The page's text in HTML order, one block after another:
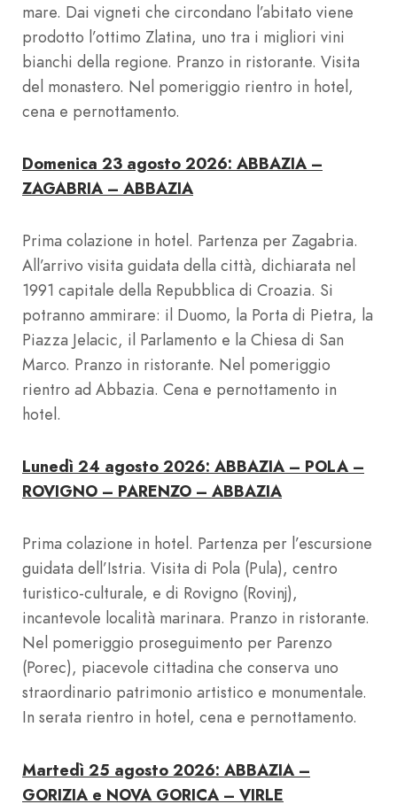
mare. Dai vigneti che circondano l’abitato viene
prodotto l’ottimo Zlatina, uno tra i migliori vini
bianchi della regione. Pranzo in ristorante. Visita
del monastero. Nel pomeriggio rientro in hotel,
cena e pernottamento.
Domenica 23 agosto 2026: ABBAZIA –
ZAGABRIA – ABBAZIA
Prima colazione in hotel. Partenza per Zagabria.
All’arrivo visita guidata della città, dichiarata nel
1991 capitale della Repubblica di Croazia. Si
potranno ammirare: il Duomo, la Porta di Pietra, la
Piazza Jelacic, il Parlamento e la Chiesa di San
Marco. Pranzo in ristorante. Nel pomeriggio
rientro ad Abbazia. Cena e pernottamento in
hotel.
Lunedì 24 agosto 2026: ABBAZIA – POLA –
ROVIGNO – PARENZO – ABBAZIA
Prima colazione in hotel. Partenza per l’escursione
guidata dell’Istria. Visita di Pola (Pula), centro
turistico-culturale, e di Rovigno (Rovinj),
incantevole località marinara. Pranzo in ristorante.
Nel pomeriggio proseguimento per Parenzo
(Porec), piacevole cittadina che conserva uno
straordinario patrimonio artistico e monumentale.
In serata rientro in hotel, cena e pernottamento.
Martedì 25 agosto 2026: ABBAZIA –
GORIZIA e NOVA GORICA – VIRLE